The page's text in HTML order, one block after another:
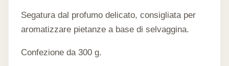
Segatura dal profumo delicato, consigliata per
aromatizzare pietanze a base di selvaggina.
Confezione da 300 g.